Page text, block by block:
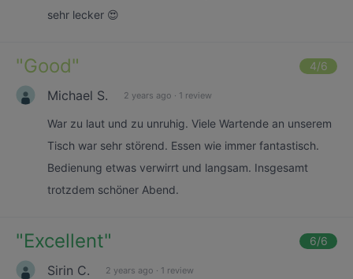
sehr lecker 😍
"Good" 4/6
Michael S. 2 years ago · 1 review
War zu laut und zu unruhig. Viele Wartende an unserem
Tisch war sehr störend. Essen wie immer fantastisch.
Bedienung etwas verwirrt und langsam. Insgesamt
trotzdem schöner Abend.
"Excellent" 6/6
Sirin C. 2 years ago · 1 review